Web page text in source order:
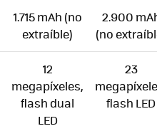
1.715 mAh (no
extraíble)
2.900
(no
12
megapíxeles,
flash dual
LED
23
flash LED